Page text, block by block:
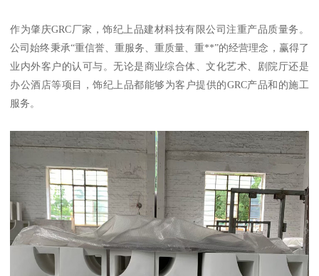
作为肇庆GRC厂家，饰纪上品建材科技有限公司注重产品质量务。
公司始终秉承“重信誉、重服务、重质量、重**”的经营理念，赢得了
业内外客户的认可与。无论是商业综合体、文化艺术、剧院厅还是
办公酒店等项目，饰纪上品都能够为客户提供的GRC产品和的施工
服务。